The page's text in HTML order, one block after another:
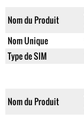
Nom du Produit
Nom Unique
Type de SIM
Nom du Produit